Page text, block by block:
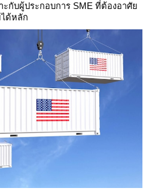
ะกับผู้ประกอบการ SME ที่ต้องอาศัย
ด้หลัก